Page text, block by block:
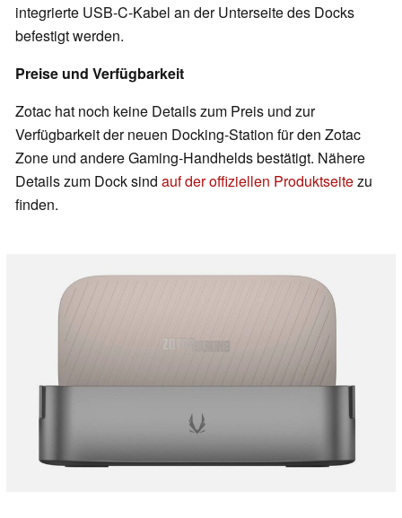
integrierte USB-C-Kabel an der Unterseite des Docks
befestigt werden.
Preise und Verfügbarkeit
Zotac hat noch keine Details zum Preis und zur
Verfügbarkeit der neuen Docking-Station für den Zotac
Zone und andere Gaming-Handhelds bestätigt. Nähere
Details zum Dock sind auf der offiziellen Produktseitezu
finden.